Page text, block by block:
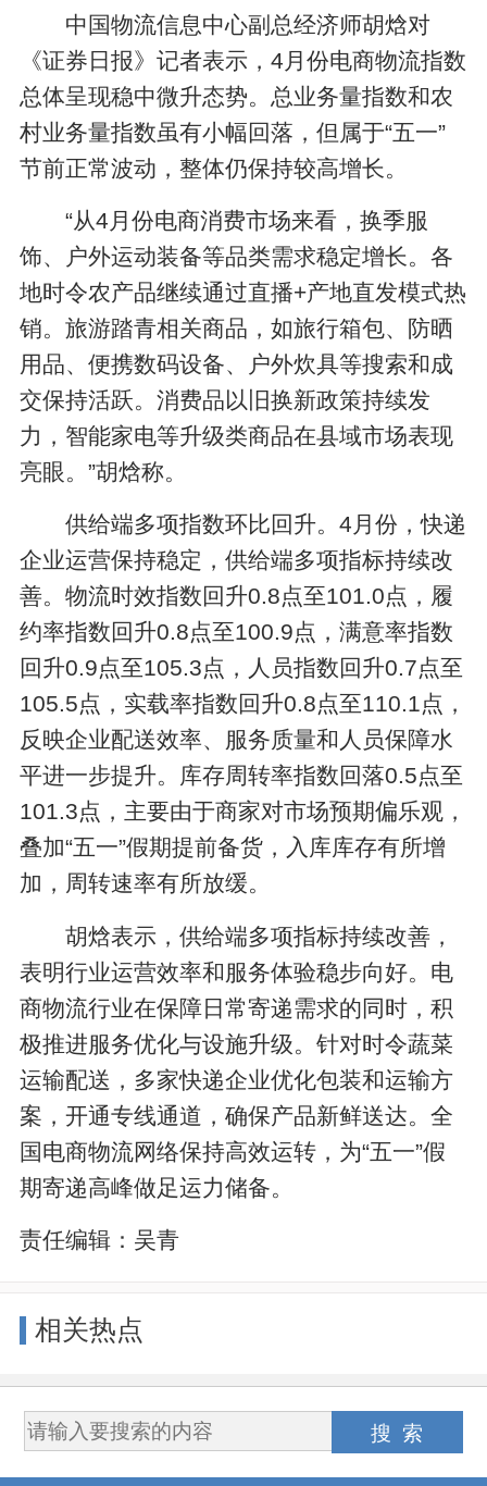
中国物流信息中心副总经济师胡焓对
《证券日报》记者表示，4月份电商物流指数
总体呈现稳中微升态势。总业务量指数和农
村业务量指数虽有小幅回落，但属于“五一”
节前正常波动，整体仍保持较高增长。
“从4月份电商消费市场来看，换季服
饰、户外运动装备等品类需求稳定增长。各
地时令农产品继续通过直播+产地直发模式热
销。旅游踏青相关商品，如旅行箱包、防晒
用品、便携数码设备、户外炊具等搜索和成
交保持活跃。消费品以旧换新政策持续发
力，智能家电等升级类商品在县域市场表现
亮眼。”胡焓称。
供给端多项指数环比回升。4月份，快递
企业运营保持稳定，供给端多项指标持续改
善。物流时效指数回升0.8点至101.0点，履
约率指数回升0.8点至100.9点，满意率指数
回升0.9点至105.3点，人员指数回升0.7点至
105.5点，实载率指数回升0.8点至110.1点，
反映企业配送效率、服务质量和人员保障水
平进一步提升。库存周转率指数回落0.5点至
101.3点，主要由于商家对市场预期偏乐观，
叠加“五一”假期提前备货，入库库存有所增
加，周转速率有所放缓。
胡焓表示，供给端多项指标持续改善，
表明行业运营效率和服务体验稳步向好。电
商物流行业在保障日常寄递需求的同时，积
极推进服务优化与设施升级。针对时令蔬菜
运输配送，多家快递企业优化包装和运输方
案，开通专线通道，确保产品新鲜送达。全
国电商物流网络保持高效运转，为“五一”假
期寄递高峰做足运力储备。
责任编辑： 吴青
相关热点